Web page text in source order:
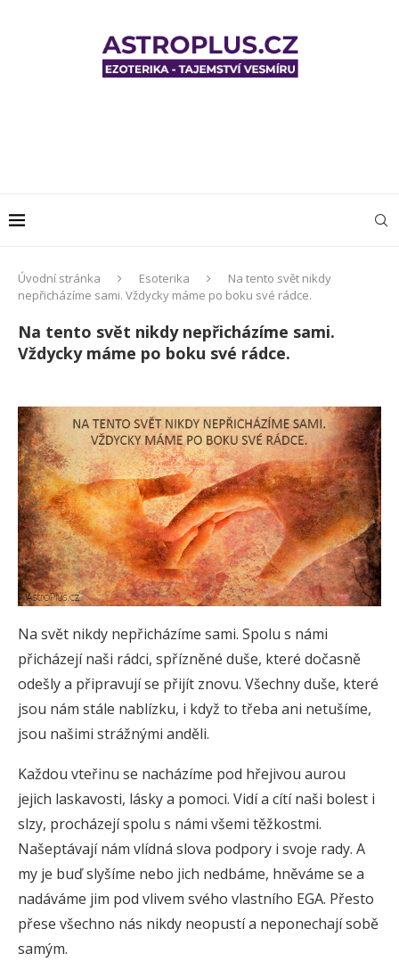
Úvodní stránka Esoterika
Na tento svět nikdy
nepřicházíme sami. Vždycky máme po boku své rádce.
Na tento svět nikdy nepřicházíme sami.
Vždycky máme po boku své rádce.
Na svět nikdy nepřicházíme sami. Spolu s námi
přicházejí naši rádci, spřízněné duše, které dočasně
odešly a připravují se přijít znovu. Všechny duše, které
jsou nám stále nablízku, i když to třeba ani netušíme,
jsou našimi strážnými anděli.
Každou vteřinu se nacházíme pod hřejivou aurou
jejich laskavosti, lásky a pomoci. Vidí a cítí naši bolest i
slzy, procházejí spolu s námi všemi těžkostmi.
Našeptávají nám vlídná slova podpory i svoje rady. A
my je buď slyšíme nebo jich nedbáme, hněváme se a
nadáváme jim pod vlivem svého vlastního EGA. Přesto
přese všechno nás nikdy neopustí a neponechají sobě
samým.